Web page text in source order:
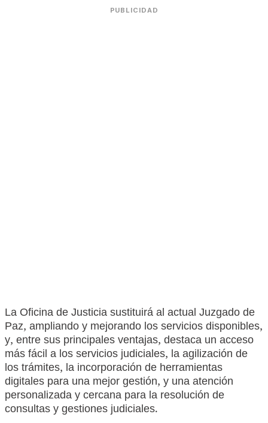
PUBLICIDAD
La Oficina de Justicia sustituirá al actual Juzgado de
Paz, ampliando y mejorando los servicios disponibles,
y, entre sus principales ventajas, destaca un acceso
más fácil a los servicios judiciales, la agilización de
los trámites, la incorporación de herramientas
digitales para una mejor gestión, y una atención
personalizada y cercana para la resolución de
consultas y gestiones judiciales.